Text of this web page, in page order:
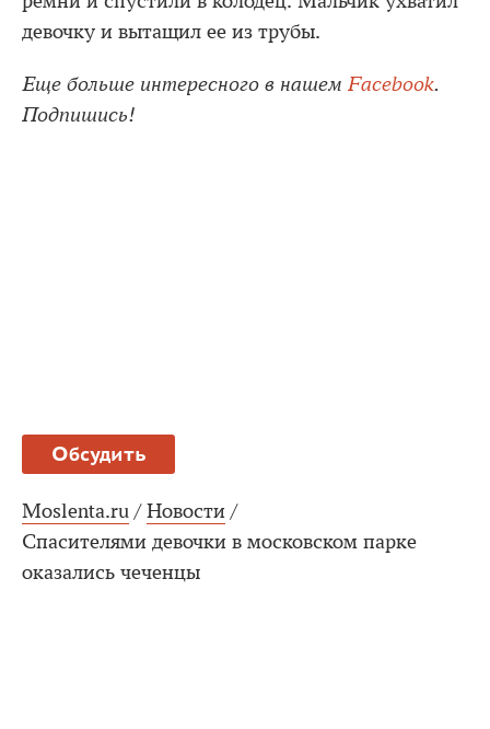
девочку и вытащил ее из трубы.
Еще больше интересного в нашем Facebook.
Подпишись!
Обсудить
Moslenta.ru / Новости /
Спасителями девочки в московском парке
оказались чеченцы